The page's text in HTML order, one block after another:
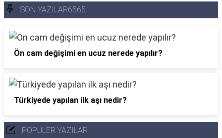
SON YAZILAR6565
Ön cam değişimi en ucuz nerede yapılır?
Türkiyede yapılan ilk aşı nedir?
POPÜLER YAZILAR